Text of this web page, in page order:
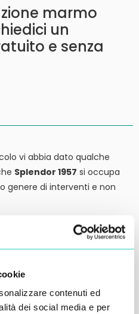
contenuti ed
dei social media e per
marmo
un
e senza
vi abbia dato qualche
Splendor 1957 si occupa
genere di interventi e non
di detergenti, macchinari
che potrebbe servirvi,
o anche solo per
articolo.